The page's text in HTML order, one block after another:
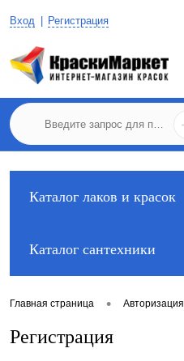
Вход Регистрация
Каталог лаков и красок
Каталог сантехники
Главная страница • Авторизация
Регистрация